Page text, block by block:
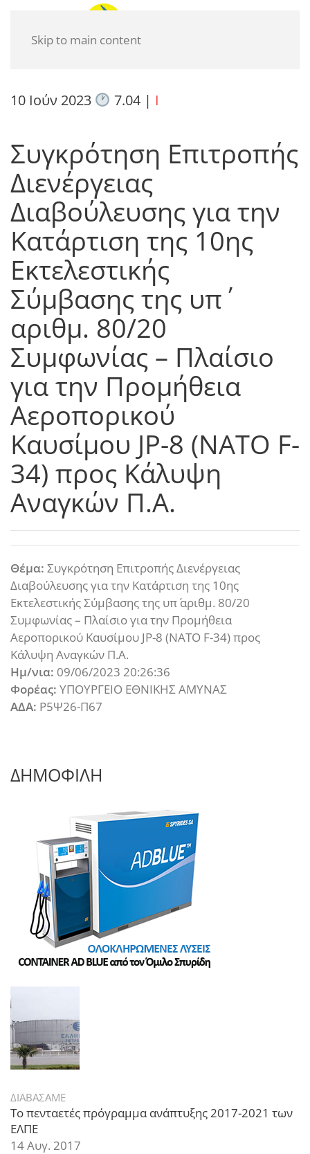
Skip to main content
10 Ιούν 2023 7.04| I
Συγκρότηση Επιτροπής
Διενέργειας
Διαβούλευσης για την
Κατάρτιση της 10ης
Εκτελεστικής
Σύμβασης της υπ΄
αριθμ. 80/20
Συμφωνίας – Πλαίσιο
για την Προμήθεια
Αεροπορικού
Καυσίμου JP-8 (NATO F-
34) προς Κάλυψη
Αναγκών Π.Α.
Θέμα: Συγκρότηση Επιτροπής Διενέργειας
Διαβούλευσης για την Κατάρτιση της 10ης
Εκτελεστικής Σύμβασης της υπ΄ αριθμ. 80/20
Συμφωνίας – Πλαίσιο για την Προμήθεια
Αεροπορικού Καυσίμου JP-8 (NATO F-34) προς
Κάλυψη Αναγκών Π.Α.
Ημ/νια: 09/06/2023 20:26:36
Φορέας: ΥΠΟΥΡΓΕΙΟ ΕΘΝΙΚΗΣ ΑΜΥΝΑΣ
ΑΔΑ: Ρ5Ψ26-Π67
ΔΗΜΟΦΙΛΗ
ΔΙΑΒΑΣΑΜΕ
Το πενταετές πρόγραμμα ανάπτυξης 2017-2021 των
ΕΛΠΕ
14 Αυγ. 2017